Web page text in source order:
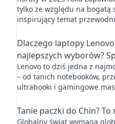
tylko ze względu na bogatą
inspirujący temat
Dlaczego laptopy
najlepszych wyborów?
Lenovo to dziś jedna z
– od tanich notebooków,
ultrabooki i gamingowe
Tanie paczki do Chin? To
Globalny świat wymaga